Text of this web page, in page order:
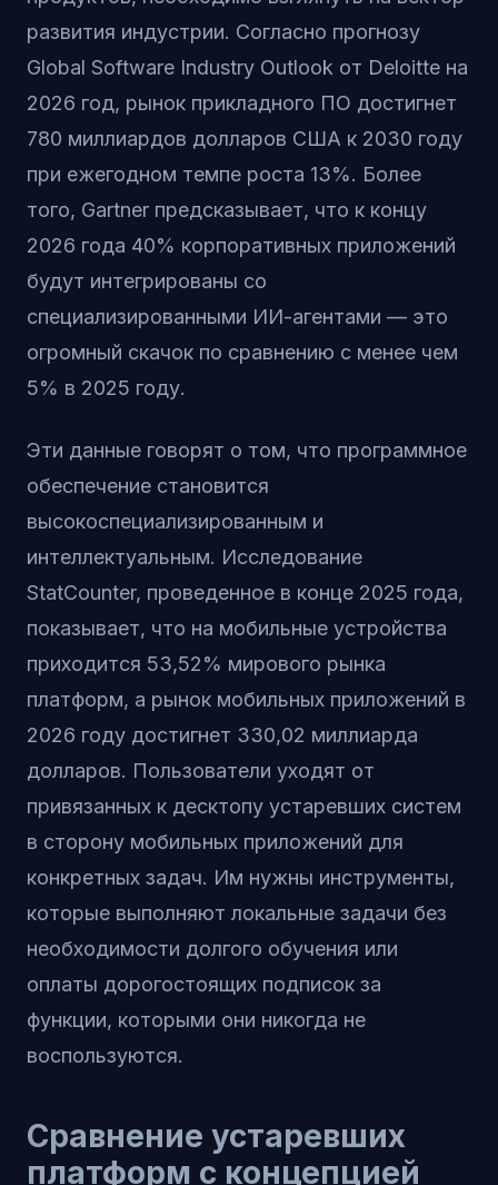
развития индустрии. Согласно прогнозу
Global Software Industry Outlook от Deloitte на
2026 год, рынок прикладного ПО достигнет
780 миллиардов долларов США к 2030 году
при ежегодном темпе роста 13%. Более
того, Gartner предсказывает, что к концу
2026 года 40% корпоративных приложений
будут интегрированы со
специализированными ИИ-агентами — это
огромный скачок по сравнению с менее чем
5% в 2025 году.
Эти данные говорят о том, что программное
обеспечение становится
высокоспециализированным и
интеллектуальным. Исследование
StatCounter, проведенное в конце 2025 года,
показывает, что на мобильные устройства
приходится 53,52% мирового рынка
платформ, а рынок мобильных приложений в
2026 году достигнет 330,02 миллиарда
долларов. Пользователи уходят от
привязанных к десктопу устаревших систем
в сторону мобильных приложений для
конкретных задач. Им нужны инструменты,
которые выполняют локальные задачи без
необходимости долгого обучения или
оплаты дорогостоящих подписок за
функции, которыми они никогда не
воспользуются.
Сравнение устаревших
платформ с концепцией